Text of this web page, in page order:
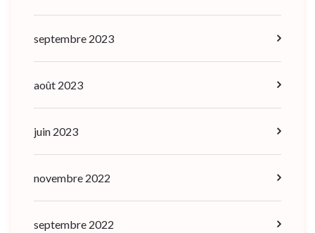
septembre 2023
août 2023
juin 2023
novembre 2022
septembre 2022